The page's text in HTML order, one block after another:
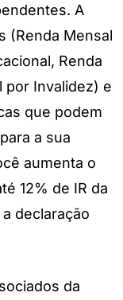
A
(Renda Mensal
Renda
por Invalidez) e
que podem
a sua
aumenta o
12% de IR da
declaração
da